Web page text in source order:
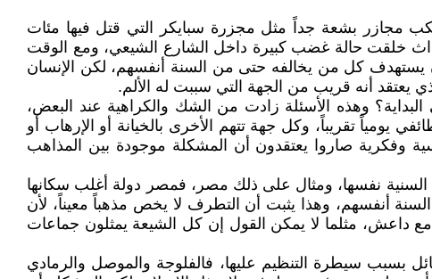
مجازر بشعة جداً مثل مجزرة سبايكر التي قتل فيها مئات
خلقت حالة غضب كبيرة داخل الشارع الشيعي، ومع الوقت
يستهدف كل من يخالفه حتى من السنة أنفسهم، لكن الإنسان
يعتقد أنه قريب من الجهة التي سببت له الألم.
وهذه الأسئلة زادت من الشك والكراهية عند البعض،
يومياً تقريباً، وكل جهة تتهم الأخرى بالخيانة أو الإرهاب أو
وفكرية صاروا يعتقدون أن المشكلة موجودة بين المذاهب
نفسها، ومثال على ذلك مصر، فمصر دولة أغلب سكانها
أنفسهم، وهذا يثبت أن التطرف لا يخص مذهباً معيناً، لأن
داعش، مثلما لا يمكن القول إن كل الشيعة يمثلون جماعات
سيطرة التنظيم عليها، فالفلوجة والموصل والرمادي